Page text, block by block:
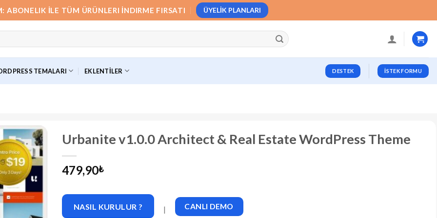
ABONELIK İLE TÜM ÜRÜNLERI İNDIRME FIRSATI ÜYELIK PLANLARI
TEMALARI EKLENTILER DESTEK İSTEK FORMU
Urbanite v1.0.0 Architect & Real Estate WordPress Theme
479,90₺
NASIL KURULUR ? | CANLI DEMO